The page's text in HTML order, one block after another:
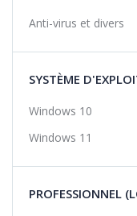
Anti-virus et divers
SYSTÈME
Windows 10
Windows 11
PROFESSIONNEL